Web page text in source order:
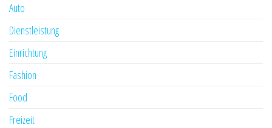
Auto
Dienstleistung
Einrichtung
Fashion
Food
Freizeit